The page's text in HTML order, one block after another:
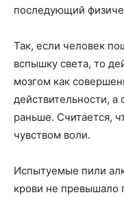
последующий
Так, если человек
вспышку света, то
мозгом как
действительности,
раньше. Считается,
чувством воли.
Испытуемые пили
крови не превышало